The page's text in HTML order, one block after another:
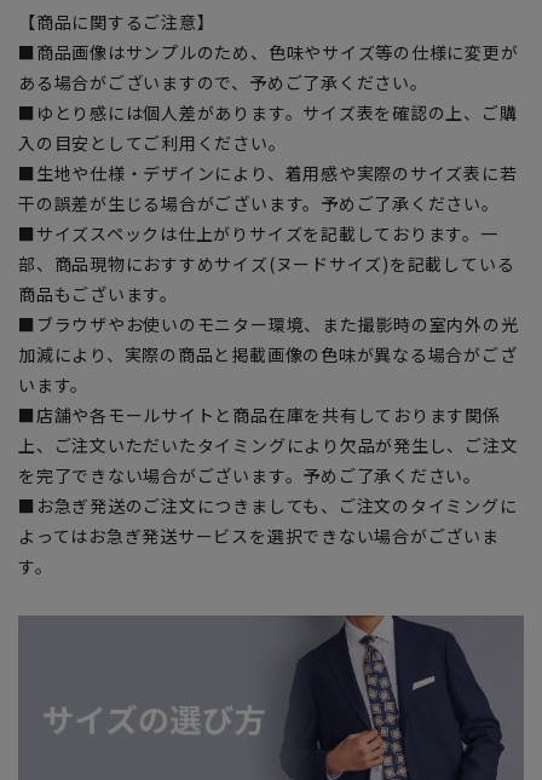
【商品に関するご注意】
■商品画像はサンプルのため、色味やサイズ等の仕様に変更が
ある場合がございますので、予めご了承ください。
■ゆとり感には個人差があります。サイズ表を確認の上、ご購
入の目安としてご利用ください。
■生地や仕様・デザインにより、着用感や実際のサイズ表に若
干の誤差が生じる場合がございます。予めご了承ください。
■サイズスペックは仕上がりサイズを記載しております。一
部、商品現物におすすめサイズ(ヌードサイズ)を記載している
商品もございます。
■ブラウザやお使いのモニター環境、また撮影時の室内外の光
加減により、実際の商品と掲載画像の色味が異なる場合がござ
います。
■店舗や各モールサイトと商品在庫を共有しております関係
上、ご注文いただいたタイミングにより欠品が発生し、ご注文
を完了できない場合がございます。予めご了承ください。
■お急ぎ発送のご注文につきましても、ご注文のタイミングに
よってはお急ぎ発送サービスを選択できない場合がございま
す。